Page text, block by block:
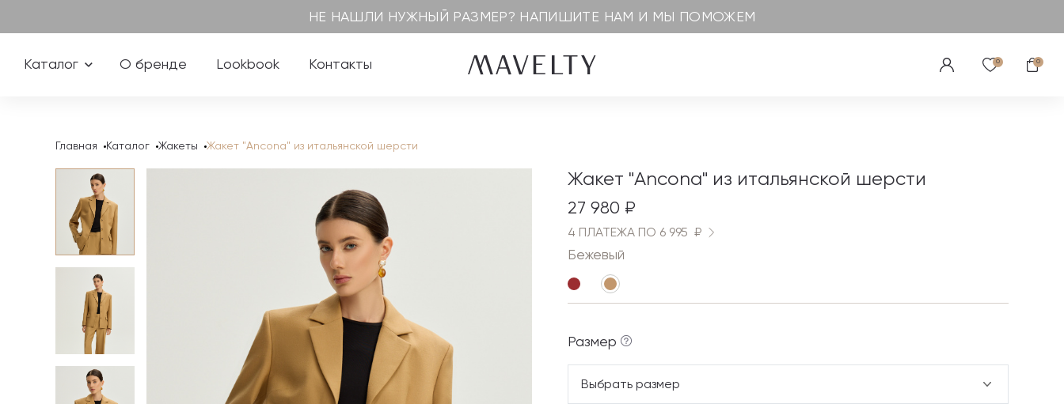
НЕ НАШЛИ НУЖНЫЙ РАЗМЕР? НАПИШИТЕ НАМ И МЫ ПОМОЖЕМ
Каталог О бренде Lookbook Контакты 0 0
Главная Каталог Жакеты Жакет "Ancona" из итальянской шерсти
Жакет "Ancona" из итальянской шерсти
27 980 ₽
4 ПЛАТЕЖА ПО 6 995 ₽
Бежевый
Размер
Выбрать размер